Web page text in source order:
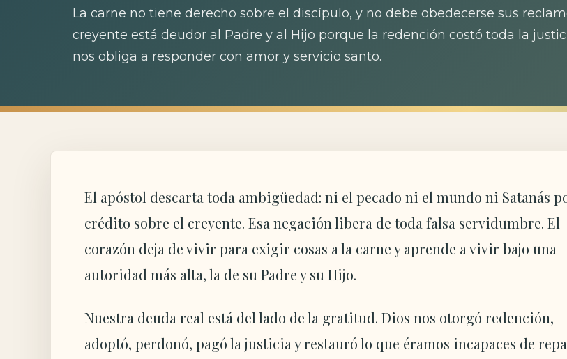
La carne no tiene derecho sobre el discípulo, y no debe obedecerse sus
creyente está deudor al Padre y al Hijo porque la redención costó toda la
nos obliga a responder con amor y servicio santo.
El apóstol descarta toda ambigüedad: ni el pecado ni el mundo ni Satanás
crédito sobre el creyente. Esa negación libera de toda falsa servidumbre. El
corazón deja de vivir para exigir cosas a la carne y aprende a vivir bajo una
autoridad más alta, la de su Padre y su Hijo.
Nuestra deuda real está del lado de la gratitud. Dios nos otorgó redención,
adoptó, perdonó, pagó la justicia y restauró lo que éramos incapaces de